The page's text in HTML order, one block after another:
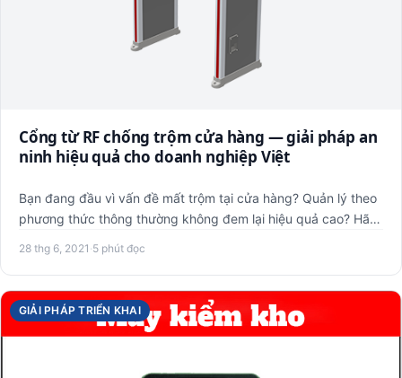
Cổng từ RF chống trộm cửa hàng — giải pháp an
ninh hiệu quả cho doanh nghiệp Việt
Bạn đang đầu vì vấn đề mất trộm tại cửa hàng? Quản lý theo
phương thức thông thường không đem lại hiệu quả cao? Hãy
28 thg 6, 2021 ·5 phút đọc
GIẢI PHÁP TRIỂN KHAI